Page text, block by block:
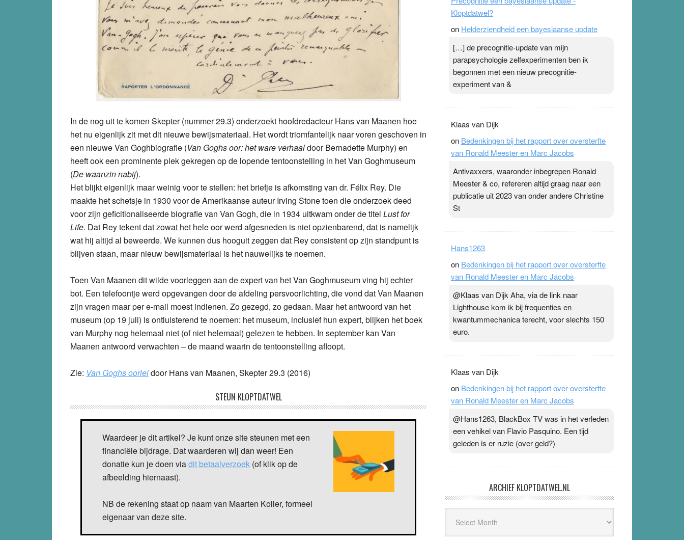
In de nog uit te komen Skepter (nummer 29.3) onderzoekt hoofdredacteur Hans van Maanen hoe
het nu eigenlijk zit met dit nieuwe bewijsmateriaal. Het wordt triomfantelijk naar voren geschoven in
een nieuwe Van Goghbiografie (Van Goghs oor: het ware verhaaldoor Bernadette Murphy) en
heeft ook een prominente plek gekregen op de lopende tentoonstelling in het Van Goghmuseum
(De waanzin nabij).
Het blijkt eigenlijk maar weinig voor te stellen: het briefje is afkomsting van dr. Félix Rey. Die
maakte het schetsje in 1930 voor de Amerikaanse auteur Irving Stone toen die onderzoek deed
voor zijn geficitionaliseerde biografie van Van Gogh, die in 1934 uitkwam onder de titel Lust for
Life. Dat Rey tekent dat zowat het hele oor werd afgesneden is niet opzienbarend, dat is namelijk
wat hij altijd al beweerde. We kunnen dus hooguit zeggen dat Rey consistent op zijn standpunt is
blijven staan, maar nieuw bewijsmateriaal is het nauwelijks te noemen.
Toen Van Maanen dit wilde voorleggen aan de expert van het Van Goghmuseum ving hij echter
bot. Een telefoontje werd opgevangen door de afdeling persvoorlichting, die vond dat Van Maanen
zijn vragen maar per e-mail moest indienen. Zo gezegd, zo gedaan. Maar het antwoord van het
museum (op 19 juli) is ontluisterend te noemen: het museum, inclusief hun expert, blijken het boek
van Murphy nog helemaal niet (of niet helemaal) gelezen te hebben. In september kan Van
Maanen antwoord verwachten – de maand waarin de tentoonstelling afloopt.
Zie: Van Goghs oorleldoor Hans van Maanen, Skepter 29.3 (2016)
STEUN KLOPTDATWEL
Waardeer je dit artikel? Je kunt onze site steunen met een
financiële bijdrage. Dat waarderen wij dan weer! Een
donatie kun je doen viadit betaalverzoek (of klik op de
afbeelding hiernaast).
NB de rekening staat op naam van Maarten Koller, formeel
eigenaar van deze site.
Kloptdatwel?
on Helderziendheid een bayesiaanse update
[…] de precognitie-update van mijn
parapsychologie zelfexperimenten ben ik
begonnen met een nieuw precognitie-
experiment van &
Klaas van Dijk
on Bedenkingen bij het rapport over oversterfte
van Ronald Meester en Marc Jacobs
Antivaxxers, waaronder inbegrepen Ronald
Meester & co, refereren altijd graag naar een
publicatie uit 2023 van onder andere Christine
St
Hans1263
on Bedenkingen bij het rapport over oversterfte
van Ronald Meester en Marc Jacobs
@Klaas van Dijk Aha, via de link naar
Lighthouse kom ik bij frequenties en
kwantummechanica terecht, voor slechts 150
euro.
Klaas van Dijk
on Bedenkingen bij het rapport over oversterfte
van Ronald Meester en Marc Jacobs
@Hans1263, BlackBox TV was in het verleden
een vehikel van Flavio Pasquino. Een tijd
geleden is er ruzie (over geld?)
ARCHIEF KLOPTDATWEL.NL
Kloptdatwel.nl